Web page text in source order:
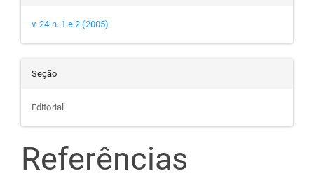
v. 24 n. 1 e 2 (2005)
Seção
Editorial
Referências